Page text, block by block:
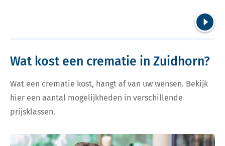
Wat kost een crematie in Zuidhorn?
Wat een crematie kost, hangt af van uw wensen. Bekijk
hier een aantal mogelijkheden in verschillende
prijsklassen.
Bekijk tarieven voor crematie